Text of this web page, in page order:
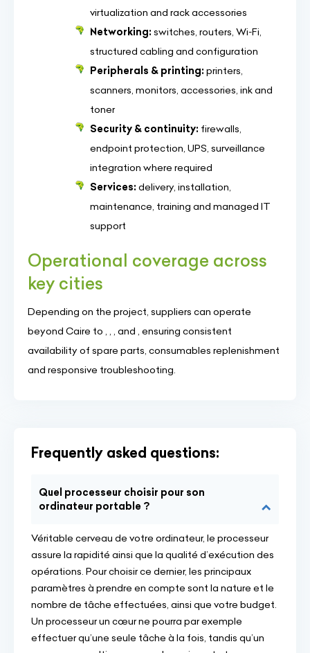
virtualization and rack accessories
Networking: switches, routers, Wi‑Fi,
structured cabling and configuration
Peripherals & printing: printers,
scanners, monitors, accessories, ink and
toner
Security & continuity: firewalls,
endpoint protection, UPS, surveillance
integration where required
Services: delivery, installation,
maintenance, training and managed IT
support
Operational coverage across
key cities
Depending on the project, suppliers can operate
beyond Caire to , , , and , ensuring consistent
availability of spare parts, consumables replenishment
and responsive troubleshooting.
Frequently asked questions:
Quel processeur choisir pour son
ordinateur portable ?
Véritable cerveau de votre ordinateur, le processeur
assure la rapidité ainsi que la qualité d’exécution des
opérations. Pour choisir ce dernier, les principaux
paramètres à prendre en compte sont la nature et le
nombre de tâche effectuées, ainsi que votre budget.
Un processeur un cœur ne pourra par exemple
effectuer qu’une seule tâche à la fois, tandis qu’un